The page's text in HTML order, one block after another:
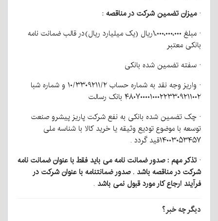
·میزان تضمین شرکت در مناقصه :
· مبلغ ۱،۰۰۰،۰۰۰،۰۰۰ریال (یک میلیارد ریال)در قالب ضمانت نامه
بانکی معتبر
· سفته تضمین شده بانکی
· واریز وجه نقد به شماره حساب ۱۰/۳۳۰۹۲۱۱/۲ و شماره شبا
۴۸۰۷۰۰۰۰۱۰۰۰۲۲۳۳۰۹۲۱۱۰۰۲ بانک رسالت
· چک تضمین شده بانکی به نفع شرکت پاریز پیشرو صنعت
توسعه با موضوع تودیع وثیقه یا خرید کالا با شناسه ملی
۱۴۰۰۳۰۵۳۴۵۷قید گردد .
· تذکر مهم : صدور ضمانت نامه می باید فقط با عنوان ضمانت نامه
شرکت در مناقصه باشد . صدور ضمانتنامه با عنوان شرکت در
فرآیند ارجاع کار مورد قبول نمی باشد .
دیگر چه خبر؟